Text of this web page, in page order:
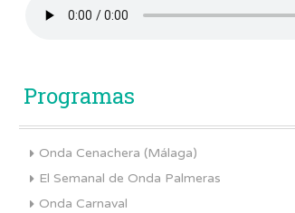
Programas
Onda Cenachera (Málaga)
El Semanal de Onda Palmeras
Onda Carnaval